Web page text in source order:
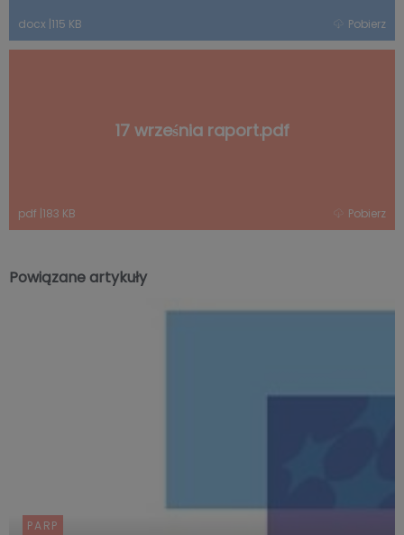
docx 115 KB Pobierz
17 września raport.pdf
pdf 183 KB Pobierz
Powiązane artykuły
PARP